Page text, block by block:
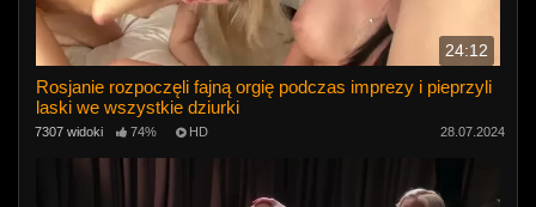
24:12
Rosjanie rozpoczęli fajną orgię podczas imprezy i pieprzyli
laski we wszystkie dziurki
7307 widoki 74% HD 28.07.2024